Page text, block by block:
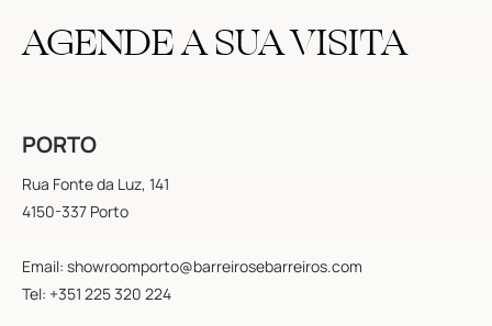
AGENDE A SUA VISITA
PORTO
Rua Fonte da Luz, 141
4150-337 Porto
Email: showroomporto@barreirosebarreiros.com
Tel: +351 225 320 224